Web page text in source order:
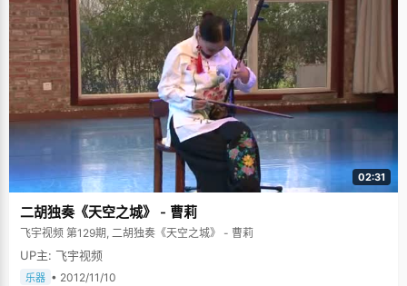
02:31
二胡独奏《天空之城》 - 曹莉
飞宇视频 第129期, 二胡独奏《天空之城》 - 曹莉
UP主: 飞宇视频
乐器 • 2012/11/10